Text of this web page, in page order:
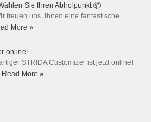
Sie Ihren Abholpunkt 📦
freuen uns, Ihnen eine fantastische
More »
online!
STRIDA Customizer ist jetzt online!
Read More »